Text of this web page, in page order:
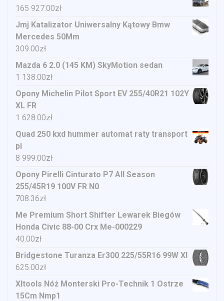
165 927.00zł
Jmj Katalizator Uniwersalny Kątowy Bmw
Mercedes 50Mm
309.00zł
Mazda 6 2.0 (145 KM) SkyMotion sedan
1 138.00zł
Opony Michelin Pilot Sport EV 255/40R21 102Y
XL FR
1 628.00zł
Quad 250 kxd hummer automat raty transport
pl
8 999.00zł
Opony Pirelli Cinturato P7 All Season
255/45R19 100V FR N0
708.36zł
Me Premium Short Shifter Lewarek Biegów
Honda Civic 88-00 Crx Me-000229
40.00zł
Bridgestone Turanza Er300 225/55R16 99W Xl
625.00zł
Xltools Nóż Monterski Pro-Technik 1 Ostrze
15Cm Nmp1